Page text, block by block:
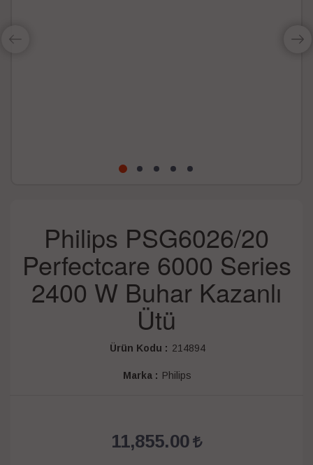
Philips PSG6026/20
Perfectcare 6000 Series
2400 W Buhar Kazanlı
Ütü
Ürün Kodu : 214894
Marka : Philips
11,855.00